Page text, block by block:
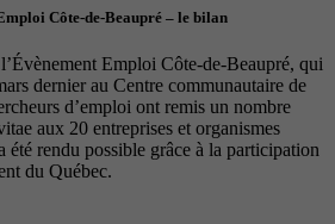
Côte-de-Beaupré – le bilan
Emploi Côte-de-Beaupré, qui
dernier au Centre communautaire de
d’emploi ont remis un nombre
aux 20 entreprises et organismes
été rendu possible grâce à la participation
du Québec.